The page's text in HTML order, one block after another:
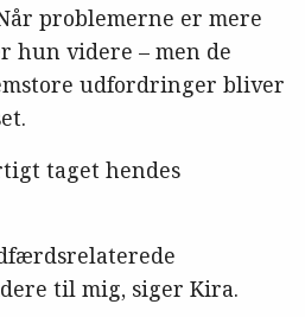
problemerne er mere
hun videre – men de
udfordringer bliver
taget hendes
til mig, siger Kira.